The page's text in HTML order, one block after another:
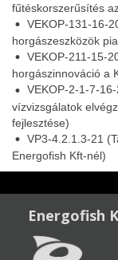
fűtéskorszerűsítés
VEKOP-131-16-
horgászeszközök
VEKOP-211-15-
horgászinnováció a
VEKOP-2-1-7-
vízvizsgálatok
fejlesztése)
VP3-4.2.1.3-21
Energofish Kft-nél)
Energofish